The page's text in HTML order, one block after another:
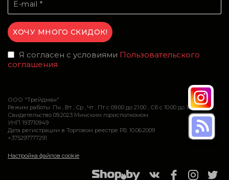
Я согласен с условиями Пользовательского
соглашения
ООО "Трейдман"
Режим работы: Пн , Вт , Ср , Чт , Пт c 09:00 до 21:00 ; Сб c 10:00 до 16:00
Свидетельство 09.2023 Минским горисполкомом
УНП 193710949
Дата регистрации в Торговом реестре РБ: 10.06.2009
+375297777291
Настройка файлов cookie